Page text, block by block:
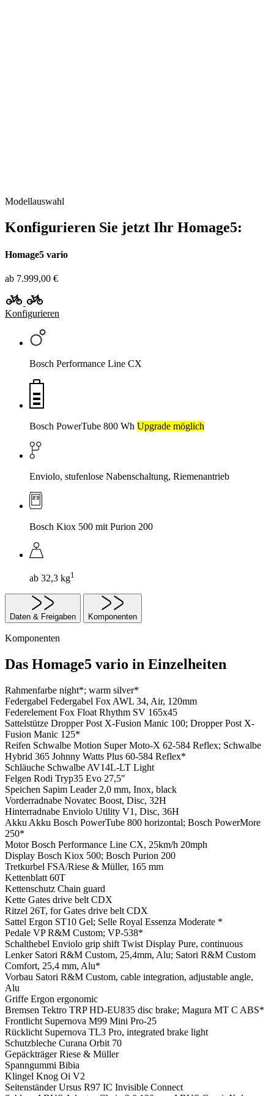
Modellauswahl
Konfigurieren Sie jetzt Ihr Homage5:
Homage5 vario
ab 7.999,00 €
Konfigurieren
Bosch Performance Line CX
Bosch PowerTube 800 Wh Upgrade möglich
Enviolo, stufenlose Nabenschaltung, Riemenantrieb
Bosch Kiox 500 mit Purion 200
ab 32,3 kg1
Daten & Freigaben Komponenten
Komponenten
Das Homage5 vario in Einzelheiten
Rahmenfarbe night*; warm silver*
Federgabel Federgabel Fox AWL 34, Air, 120mm
Federelement Fox Float Rhythm SV 165x45
Sattelstütze Dropper Post X-Fusion Manic 100; Dropper Post X-
Fusion Manic 125*
Reifen Schwalbe Motion Super Moto-X 62-584 Reflex; Schwalbe
Hybrid 365 Johnny Watts Plus 60-584 Reflex*
Schläuche Schwalbe AV14L-LT Light
Felgen Rodi Tryp35 Evo 27,5"
Speichen Sapim Leader 2,0 mm, Inox, black
Vorderradnabe Novatec Boost, Disc, 32H
Hinterradnabe Enviolo Utility V1, Disc, 36H
Akku Akku Bosch PowerTube 800 horizontal; Bosch PowerMore
250*
MotorBosch Performance Line CX, 25km/h 20mph
Display Bosch Kiox 500; Bosch Purion 200
Tretkurbel FSA/Riese & Müller, 165 mm
Kettenblatt 60T
Kettenschutz Chain guard
Kette Gates drive belt CDX
Ritzel 26T, for Gates drive belt CDX
Sattel Ergon ST10 Gel; Selle Royal Essenza Moderate *
Pedale VP R&M Custom; VP-538*
Schalthebel Enviolo grip shift Twist Display Pure, continuous
Lenker Satori R&M Custom, 25,4mm, Alu; Satori R&M Custom
Comfort, 25,4 mm, Alu*
Vorbau Satori R&M Custom, cable integration, adjustable angle,
Alu
Griffe Ergon ergonomic
Bremsen Tektro TRP HD-EU835 disc brake; Magura MT C ABS*
Frontlicht Supernova M99 Mini Pro-25
Rücklicht Supernova TL3 Pro, integrated brake light
Schutzbleche Curana Orbit 70
GepäckträgerRiese & Müller
Spanngummi Bibia
Klingel Knog Oi V2
SeitenständerUrsus R97 IC Invisible Connect